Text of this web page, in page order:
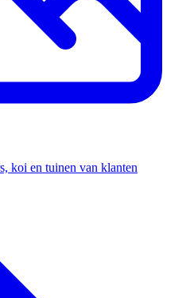
koi en tuinen van klanten